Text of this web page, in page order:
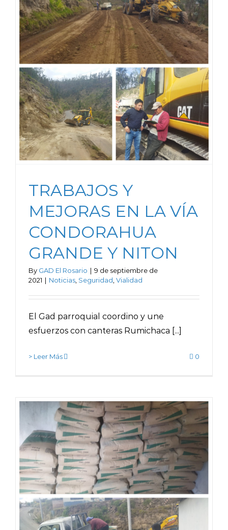
TRABAJOS Y
MEJORAS EN LA VÍA
CONDORAHUA
GRANDE Y NITON
By GAD El Rosario | 9 de septiembre de
2021 | Noticias Seguridad Vialidad
El Gad parroquial coordino y une
esfuerzos con canteras Rumichaca [...]
> Leer Más 0